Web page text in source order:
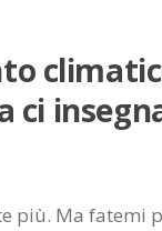
ci
più. Ma fa­te­mi